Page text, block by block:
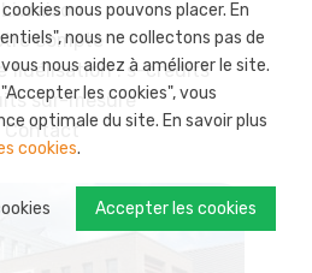
nous pouvons placer. En
nous ne collectons pas de
nous aidez à améliorer le site.
les cookies", vous
optimale du site. En savoir plus
cookies.
Accepter les cookies
Livraison
compte
fidélisation : s-credits
sur-mesure
Contact